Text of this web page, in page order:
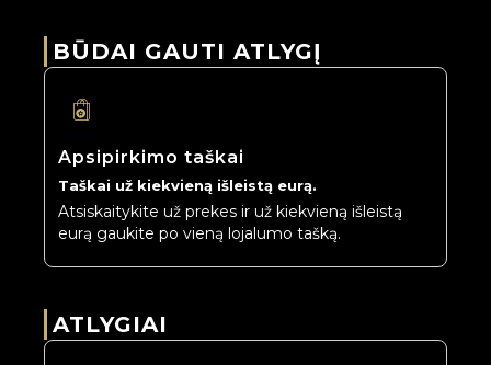
BŪDAI GAUTI ATLYGĮ
Apsipirkimo taškai
Taškai už kiekvieną išleistą eurą.
Atsiskaitykite už prekes ir už kiekvieną išleistą
eurą gaukite po vieną lojalumo tašką.
ATLYGIAI